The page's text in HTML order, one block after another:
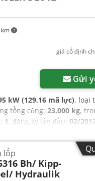
giá cố định
Gửi
kW (129,16 mã lực), loại
tổng cộng: 23.000 kg,
1, đăng ký lần đầu: 02/
bị:bộ sưởi đỗ xe, khớp
lốp
Bh/ Kipp-
Hydraulik